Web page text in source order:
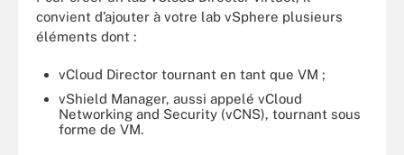
convient d’ajouter à votre lab vSphere plusieurs
éléments dont :
vCloud Director tournant en tant que VM ;
vShield Manager, aussi appelé vCloud
Networking and Security (vCNS), tournant sous
forme de VM.